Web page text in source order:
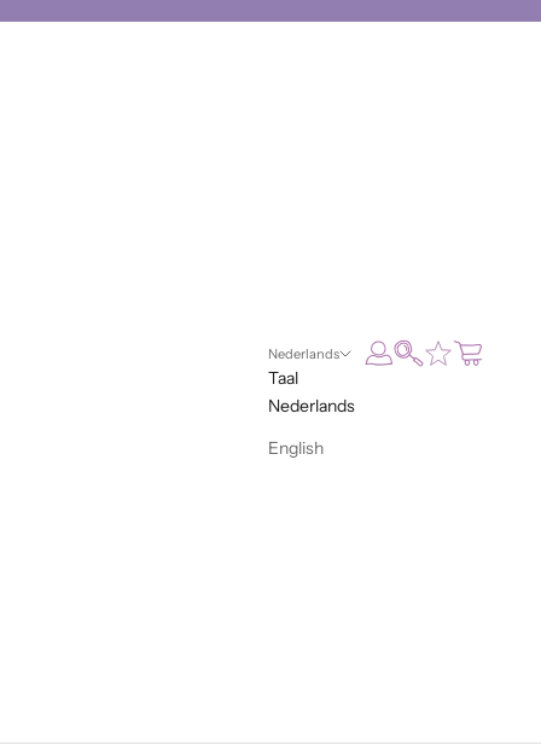
Nederlands
Taal
Nederlands
English
Inloggen
Zoeken